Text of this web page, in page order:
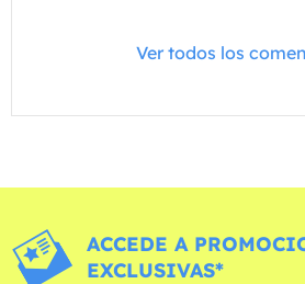
Ver todos los
ACCEDE A
EXCLUSIVAS*